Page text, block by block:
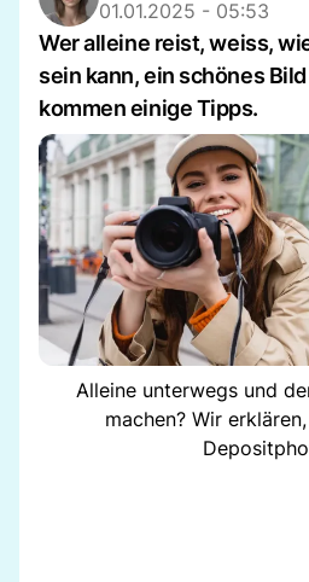
01.01.2025 - 05:53
Wer alleine reist, weiss,
sein kann, ein schönes
kommen einige Tipps.
Alleine unterwegs und
machen? Wir